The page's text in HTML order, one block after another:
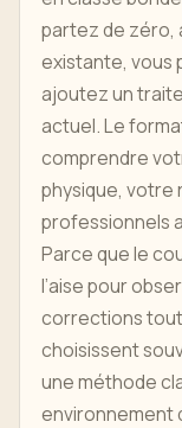
partez de zéro,
existante, vous
ajoutez un
actuel. Le
comprendre
physique,
professionnels
Parce que le
l’aise pour
corrections tout
choisissent
une méthode
environnement